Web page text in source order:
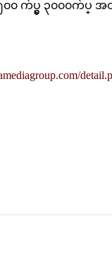
က်ပ္မွ ၃၀၀၀က်ပ္ အ